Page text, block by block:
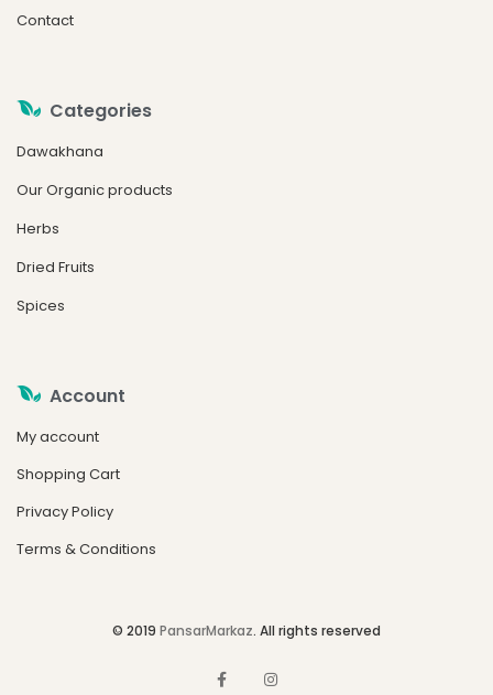
Contact
Categories
Dawakhana
Our Organic products
Herbs
Dried Fruits
Spices
Account
My account
Shopping Cart
Privacy Policy
Terms & Conditions
© 2019 PansarMarkaz. All rights reserved